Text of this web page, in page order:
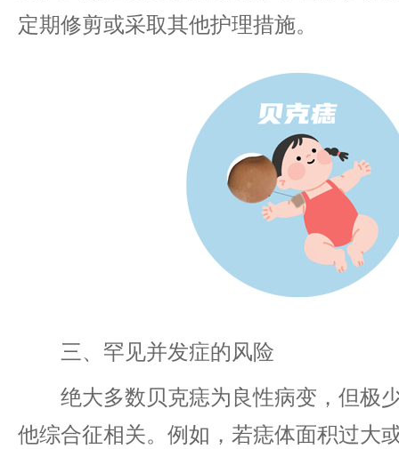
定期修剪或采取其他护理措施。
三、罕见并发症的风险
绝大多数贝克痣为良性病变，但极
他综合征相关。例如，若痣体面积过大